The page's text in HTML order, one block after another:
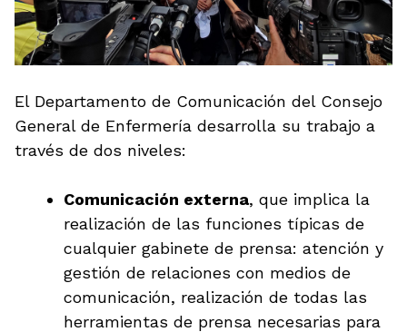
El Departamento de Comunicación del Consejo
General de Enfermería desarrolla su trabajo a
través de dos niveles:
Comunicación externa, que implica la
realización de las funciones típicas de
cualquier gabinete de prensa: atención y
gestión de relaciones con medios de
comunicación, realización de todas las
herramientas de prensa necesarias para